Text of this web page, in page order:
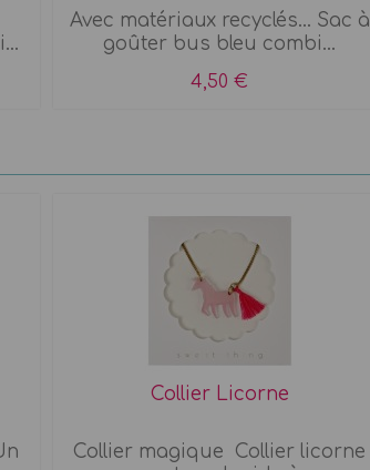
Avec matériaux recyclés... Sac à
goûter bus bleu combi...
4,50 €
Collier Licorne
Collier magique Collier licorne